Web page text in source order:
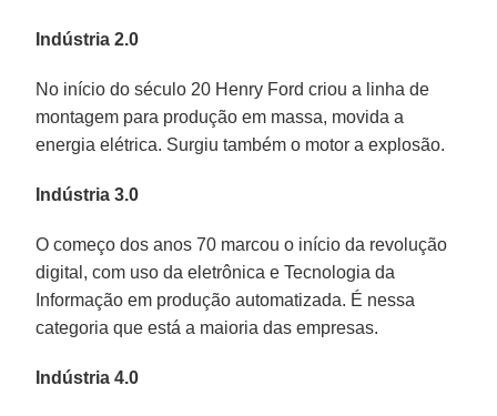
Indústria 2.0
No início do século 20 Henry Ford criou a linha de
montagem para produção em massa, movida a
energia elétrica. Surgiu também o motor a explosão.
Indústria 3.0
O começo dos anos 70 marcou o início da revolução
digital, com uso da eletrônica e Tecnologia da
Informação em produção automatizada. É nessa
categoria que está a maioria das empresas.
Indústria 4.0